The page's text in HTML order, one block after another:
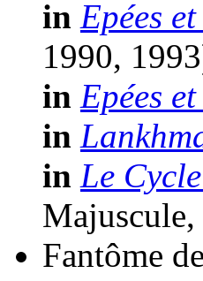
in Epées
1990,
in Epées
in
in Le
Majuscule,
Fantôme